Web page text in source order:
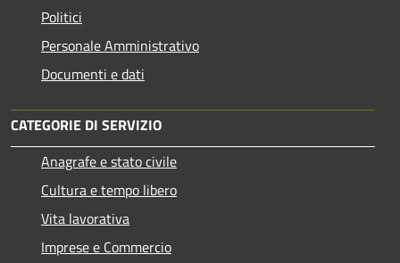
Politici
Personale Amministrativo
Documenti e dati
CATEGORIE DI SERVIZIO
Anagrafe e stato civile
Cultura e tempo libero
Vita lavorativa
Imprese e Commercio